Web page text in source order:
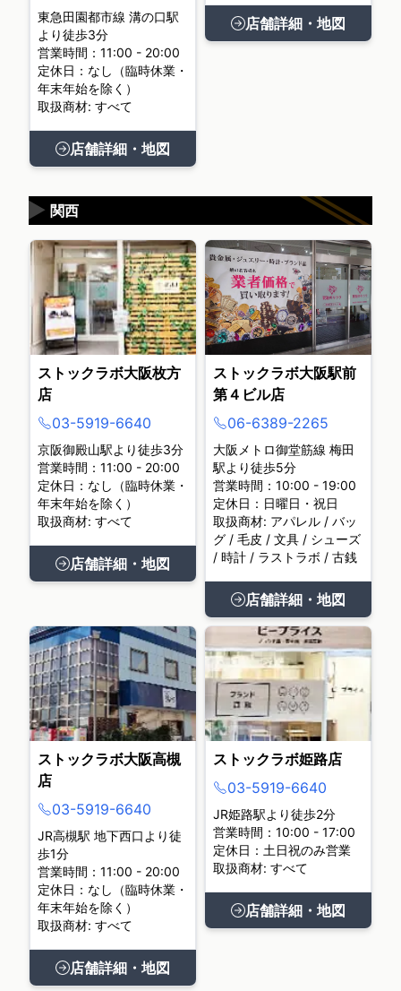
東急田園都市線 溝の口駅
より徒歩3分
営業時間：11:00 - 20:00
定休日：なし（臨時休業・
年末年始を除く）
取扱商材: すべて
店舗詳細・地図
店舗詳細・地図
関西
▶
ストックラボ大阪枚方
店
03-5919-6640
京阪御殿山駅より徒歩3分
営業時間：11:00 - 20:00
定休日：なし（臨時休業・
年末年始を除く）
取扱商材: すべて
店舗詳細・地図
ストックラボ大阪駅前
第４ビル店
06-6389-2265
大阪メトロ御堂筋線 梅田
駅より徒歩5分
営業時間：10:00 - 19:00
定休日：日曜日・祝日
取扱商材: アパレル / バッ
グ / 毛皮 / 文具 / シューズ
/ 時計 / ラストラボ / 古銭
店舗詳細・地図
ストックラボ大阪高槻
店
03-5919-6640
JR高槻駅 地下西口より徒
歩1分
営業時間：11:00 - 20:00
定休日：なし（臨時休業・
年末年始を除く）
取扱商材: すべて
店舗詳細・地図
ストックラボ姫路店
03-5919-6640
JR姫路駅より徒歩2分
営業時間：10:00 - 17:00
定休日：土日祝のみ営業
取扱商材: すべて
店舗詳細・地図